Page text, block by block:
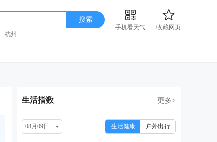
搜索
手机看天气
收藏网页
杭州
周二 周四 周五
生活指数 更多>
08月09日 生活健康 户外出行